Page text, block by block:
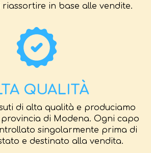
in base alle vendite.
QUALITÀ
di alta qualità e produciamo
di Modena. Ogni capo
singolarmente prima di
e destinato alla vendita.